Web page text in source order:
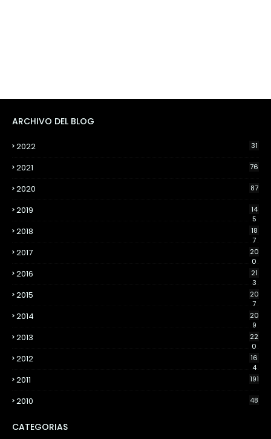
ARCHIVO DEL BLOG
2022 31
2021 76
2020 87
2019
14
5
2018
18
7
2017
20
0
2016
21
3
2015
20
7
2014
20
9
2013
22
0
2012
16
4
2011 191
2010 48
CATEGORIAS